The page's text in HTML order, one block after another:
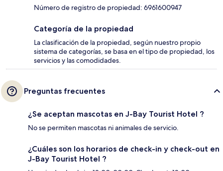
Número de registro de propiedad: 6961600947
Categoría de la propiedad
La clasificación de la propiedad, según nuestro propio
sistema de categorías, se basa en el tipo de propiedad, los
servicios y las comodidades.
Preguntas frecuentes
¿Se aceptan mascotas en J-Bay Tourist Hotel ?
No se permiten mascotas ni animales de servicio.
¿Cuáles son los horarios de check-in y check-out en
J-Bay Tourist Hotel ?